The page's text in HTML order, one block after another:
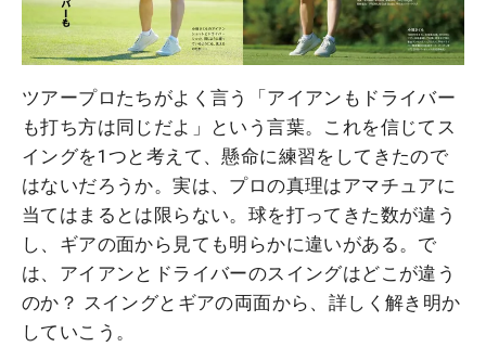
ツアープロたちがよく言う「アイアンもドライバー
も打ち方は同じだよ」という言葉。これを信じてス
イングを1つと考えて、懸命に練習をしてきたので
はないだろうか。実は、プロの真理はアマチュアに
当てはまるとは限らない。球を打ってきた数が違う
し、ギアの面から見ても明らかに違いがある。で
は、アイアンとドライバーのスイングはどこが違う
のか？ スイングとギアの両面から、詳しく解き明か
していこう。